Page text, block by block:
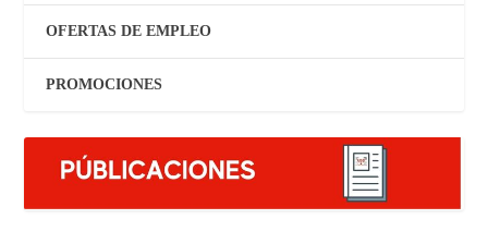
OFERTAS DE EMPLEO
PROMOCIONES